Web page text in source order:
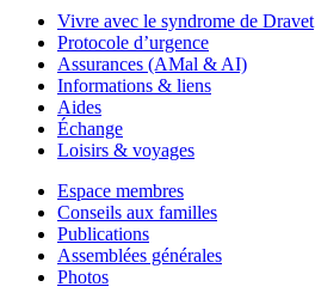
Vivre avec le syndrome de Dravet
Protocole d’urgence
Assurances (AMal & AI)
Informations & liens
Aides
Échange
Loisirs & voyages
Espace membres
Conseils aux familles
Publications
Assemblées générales
Photos